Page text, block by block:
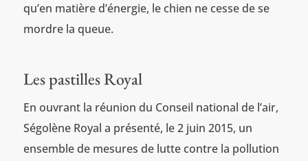
qu’en matière d’énergie, le chien ne cesse de se
mordre la queue.
Les pastilles Royal
En ouvrant la réunion du Conseil national de l’air,
Ségolène Royal a présenté, le 2 juin 2015, un
ensemble de mesures de lutte contre la pollution